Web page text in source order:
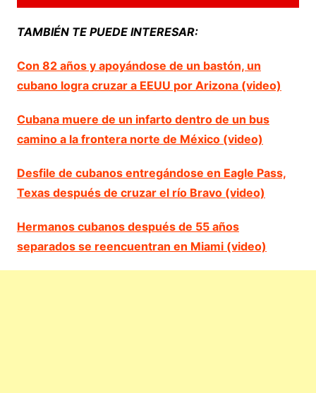
TAMBIÉN TE PUEDE INTERESAR:
Con 82 años y apoyándose de un bastón, un
cubano logra cruzar a EEUU por Arizona (video)
Cubana muere de un infarto dentro de un bus
camino a la frontera norte de México (video)
Desfile de cubanos entregándose en Eagle Pass,
Texas después de cruzar el río Bravo (video)
Hermanos cubanos después de 55 años
separados se reencuentran en Miami (video)